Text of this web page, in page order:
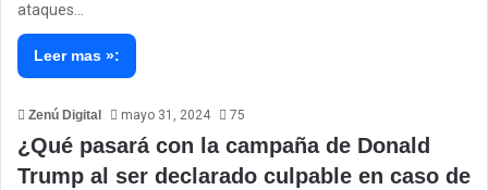
ataques…
Leer mas »:
Zenú Digital mayo 31, 2024 75
¿Qué pasará con la campaña de Donald
Trump al ser declarado culpable en caso de